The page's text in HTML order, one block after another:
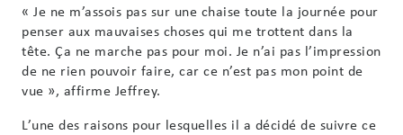
« Je ne m’assois pas sur une chaise toute la journée pour
penser aux mauvaises choses qui me trottent dans la
tête. Ça ne marche pas pour moi. Je n’ai pas l’impression
de ne rien pouvoir faire, car ce n’est pas mon point de
vue », affirme Jeffrey.
L’une des raisons pour lesquelles il a décidé de suivre ce